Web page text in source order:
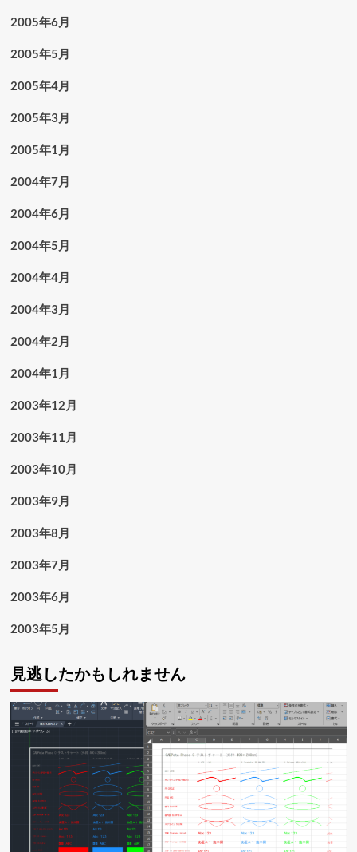
2005年6月
2005年5月
2005年4月
2005年3月
2005年1月
2004年7月
2004年6月
2004年5月
2004年4月
2004年3月
2004年2月
2004年1月
2003年12月
2003年11月
2003年10月
2003年9月
2003年8月
2003年7月
2003年6月
2003年5月
見逃したかもしれません